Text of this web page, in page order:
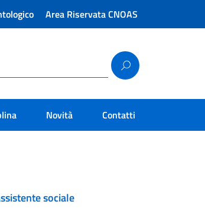
Area Riservata CNOAS
Novità Contatti
sociale